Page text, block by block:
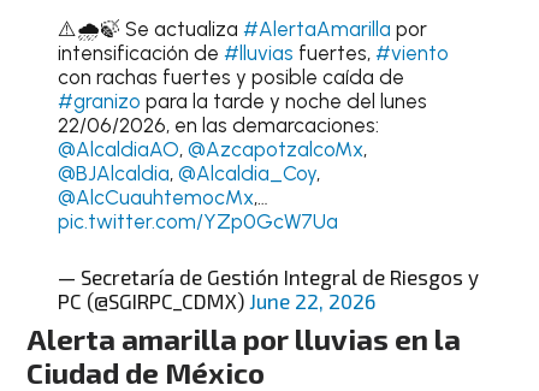
⚠️🌧️🍃 Se actualiza #AlertaAmarilla por
intensificación de #lluvias fuertes, #viento
con rachas fuertes y posible caída de
#granizo para la tarde y noche del lunes
22/06/2026, en las demarcaciones:
@AlcaldiaAO, @AzcapotzalcoMx,
@BJAlcaldia, @Alcaldia_Coy,
@AlcCuauhtemocMx,…
pic.twitter.com/YZp0GcW7Ua
— Secretaría de Gestión Integral de Riesgos y
PC (@SGIRPC_CDMX) June 22, 2026
Alerta amarilla por lluvias en la
Ciudad de México